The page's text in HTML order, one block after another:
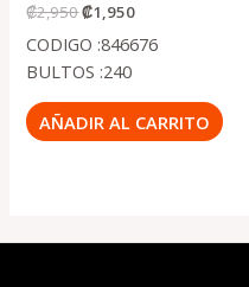
₡2,950₡1,950
CODIGO :846676
BULTOS :240
AÑADIR AL CARRITO